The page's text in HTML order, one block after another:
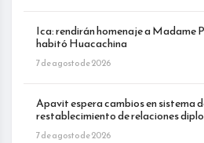
Ica: rendirán homenaje a Madame
habitó Huacachina
7 de agosto de 2026
Apavit espera cambios en sistema
restablecimiento de relaciones
7 de agosto de 2026